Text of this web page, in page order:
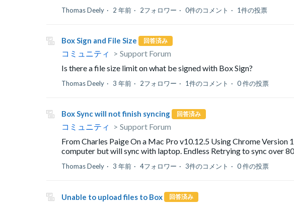
Thomas Deely 2 年前 2フォロワー 0件のコメント 1件の投票
Box Sign and File Size 回答済み
コミュニティ
Support Forum
Is there a file size limit on what be signed with Box Sign?
Thomas Deely 3 年前 2フォロワー 1件のコメント 0 件の投票
Box Sync will not finish syncing 回答済み
コミュニティ
Support Forum
From Charles Paige On a Mac Pro v10.12.5 Using Chrome
computer but will sync with laptop. Endless Retrying to sync over
Thomas Deely 3 年前 4フォロワー 3件のコメント 0 件の投票
Unable to upload files to Box 回答済み